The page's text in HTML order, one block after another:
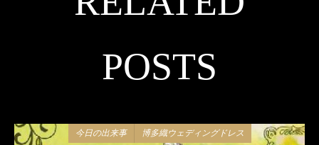
POSTS
今日の出来事 博多織ウェディングドレス